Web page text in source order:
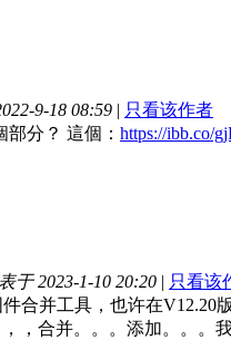
9-18 08:59 | 只看该作者
分？ 這個： https://ibb.co/
于 2023-1-10 20:20 | 只看该
合并工具，也许在V12.20
，合并。。。添加。。。